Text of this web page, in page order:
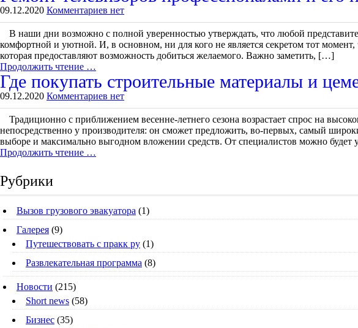
09.12.2020 Комментариев нет
В наши дни возможно с полной уверенностью утверждать, что любой
комфортной и уютной. И, в основном, ни для кого не является секретом тот
которая предоставляют возможность добиться желаемого. Важно заметить, […]
Продолжить чтение …
Где покупать строительные материалы и
09.12.2020 Комментариев нет
Традиционно с приближением весенне-летнего сезона возрастает спрос на
непосредственно у производителя: он сможет предложить, во-первых, самый
выборе и максимально выгодном вложении средств. От специалистов можно будет
Продолжить чтение …
Рубрики
Вызов грузового эвакуатора (1)
Галерея (9)
Путешествовать с пракк ру (1)
Развлекательная программа (8)
Новости (215)
Short news (58)
Бизнес (35)